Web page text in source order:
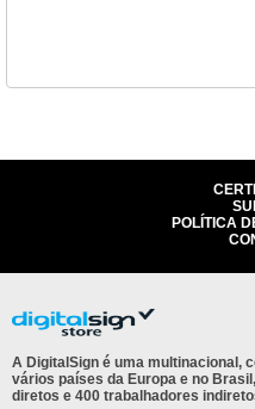
POLÍTICA
A DigitalSign é uma multinacional,
vários países da Europa e no
diretos e 400 trabalhadores